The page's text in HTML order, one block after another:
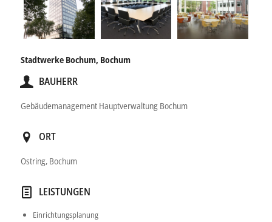
Stadtwerke Bochum, Bochum
BAUHERR
Gebäudemanagement Hauptverwaltung Bochum
ORT
Ostring, Bochum
LEISTUNGEN
Einrichtungsplanung